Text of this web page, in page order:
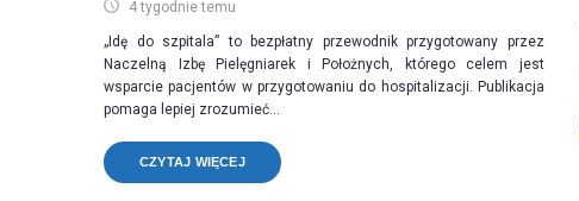
4 tygodnie temu
„Idę do szpitala” to bezpłatny przewodnik przygotowany przez
Naczelną Izbę Pielęgniarek i Położnych, którego celem jest
wsparcie pacjentów w przygotowaniu do hospitalizacji. Publikacja
pomaga lepiej zrozumieć...
CZYTAJ WIĘCEJ